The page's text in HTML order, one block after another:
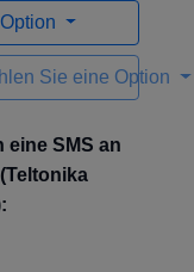
Sie eine Option
eine SMS an